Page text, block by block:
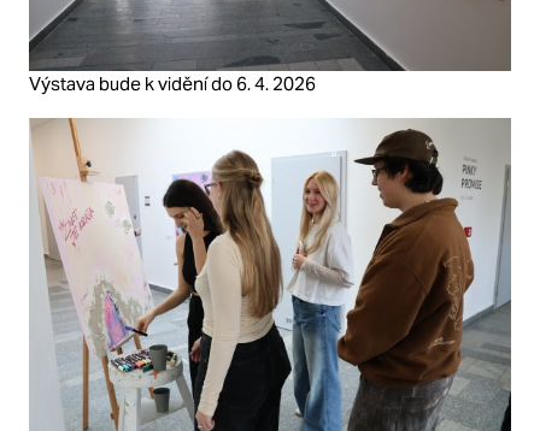
Výstava bude k vidění do 6. 4. 2026